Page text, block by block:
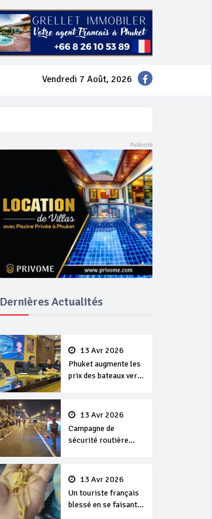
Vendredi 7 Août, 2026
Dernières Actualités
13 Avr 2026
Phuket augmente les
prix des bateaux vers
13 Avr 2026
Campagne de
sécurité routière
13 Avr 2026
Un touriste français
blessé en se faisant